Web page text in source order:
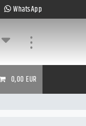
WhatsApp
...
0,00 EUR